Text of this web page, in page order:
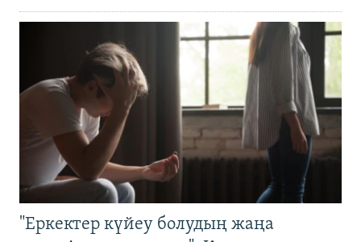
"Еркектер күйеу болудың жаңа